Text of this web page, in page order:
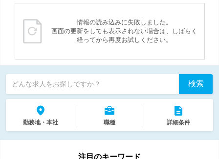
情報の読み込みに失敗しました。
画面の更新をしても表示されない場合は、しばらく
経ってから再度お試しください。
どんな求人をお探しですか？ 検索
勤務地・本社 職種 詳細条件
注目のキーワード